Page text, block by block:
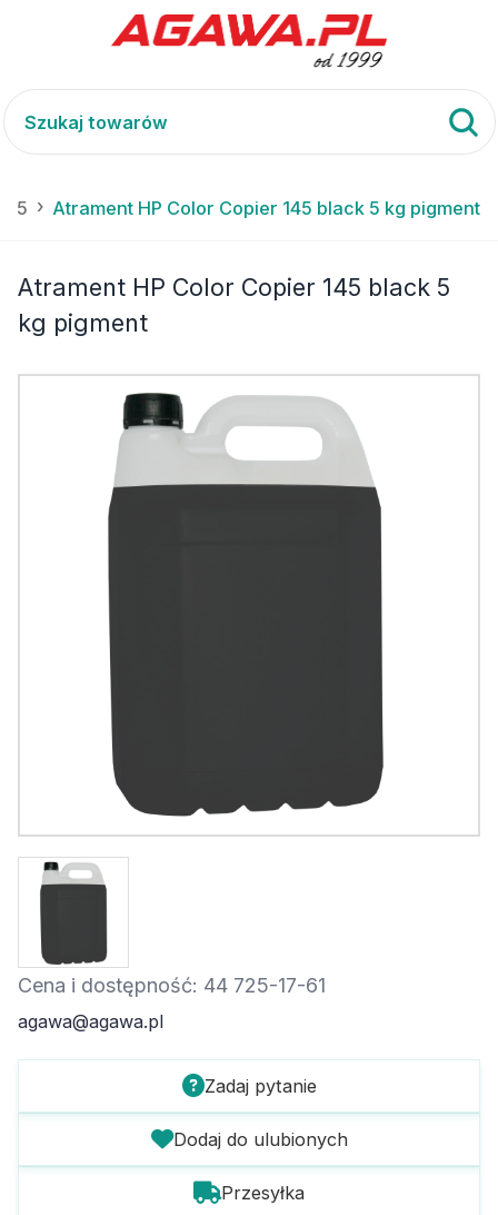
Atrament HP Color Copier 145 black 5 kg pigment
Atrament HP Color Copier 145 black 5
kg pigment
Cena i dostępność: 44 725-17-61
agawa@agawa.pl
Zadaj pytanie
Dodaj do ulubionych
Przesyłka